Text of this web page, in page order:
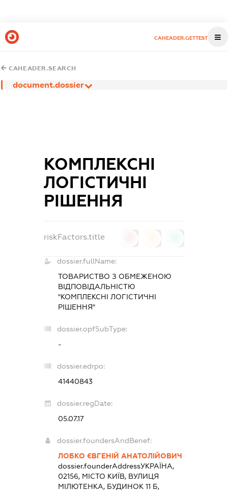
CAHEADER.GETTEST
CAHEADER.SEARCH
document.dossier
КОМПЛЕКСНІ
ЛОГІСТИЧНІ
РІШЕННЯ
riskFactors.title
dossier.fullName:
ТОВАРИСТВО З ОБМЕЖЕНОЮ
ВІДПОВІДАЛЬНІСТЮ
"КОМПЛЕКСНІ ЛОГІСТИЧНІ
РІШЕННЯ"
dossier.opfSubType:
-
dossier.edrpo:
41440843
dossier.regDate:
05.07.17
dossier.foundersAndBenef:
ЛОБКО ЄВГЕНІЙ АНАТОЛІЙОВИЧ
dossier.founderAddressУКРАЇНА,
02156, МІСТО КИЇВ, ВУЛИЦЯ
МІЛЮТЕНКА, БУДИНОК 11 Б,